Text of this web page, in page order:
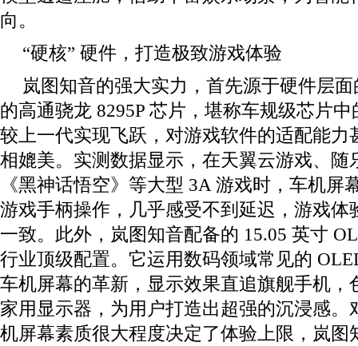
向。
“硬核” 硬件，打造极致游戏体验
岚图知音的强大实力，首先源于硬件层
的高通骁龙 8295P 芯片，堪称车规级芯片
较上一代实现飞跃，对游戏软件的适配能力
相媲美。实测数据显示，在天翼云游戏、随
《黑神话悟空》等大型 3A 游戏时，车机屏
游戏手柄操作，几乎感受不到延迟，游戏体
一致。此外，岚图知音配备的 15.05 英寸
行业顶级配置。它运用数码领域常见的
车机屏幕的革新，显示效果直追旗舰手机，
家用显示器，为用户打造出超强的沉浸感。
机屏幕素质很大程度决定了体验上限，岚图